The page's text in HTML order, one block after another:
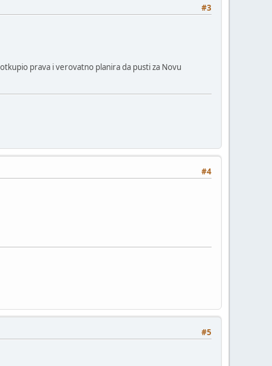
#3
prava i verovatno planira da pusti za Novu
#4
#5